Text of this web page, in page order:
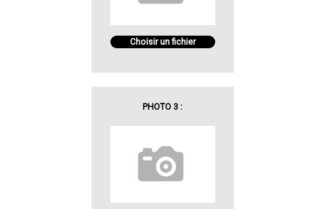
Choisir un fichier
PHOTO 3 :